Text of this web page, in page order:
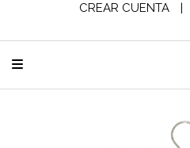
CREAR CUENTA